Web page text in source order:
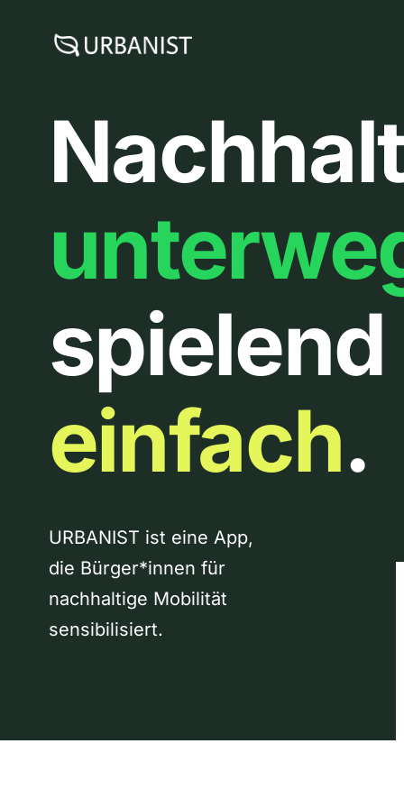
spielend
einfach.
URBANIST ist eine App,
die Bürger*innen für
nachhaltige Mobilität
sensibilisiert.